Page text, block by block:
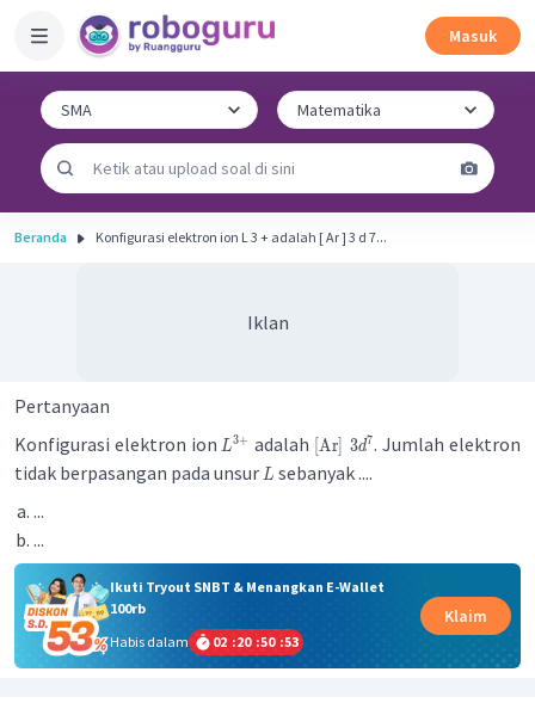
Masuk
Beranda Konfigurasi elektron ion L 3 + adalah [ Ar ] 3 d 7...
Iklan
Pertanyaan
Konfigurasi elektron ionL3+ adalah [Ar 3d7. Jumlah elektron
tidak berpasangan pada unsur L sebanyak ....
...
...
Ikuti Tryout SNBT & Menangkan E-Wallet
100rb
Habis dalam
02 :20 :50 :53
Klaim